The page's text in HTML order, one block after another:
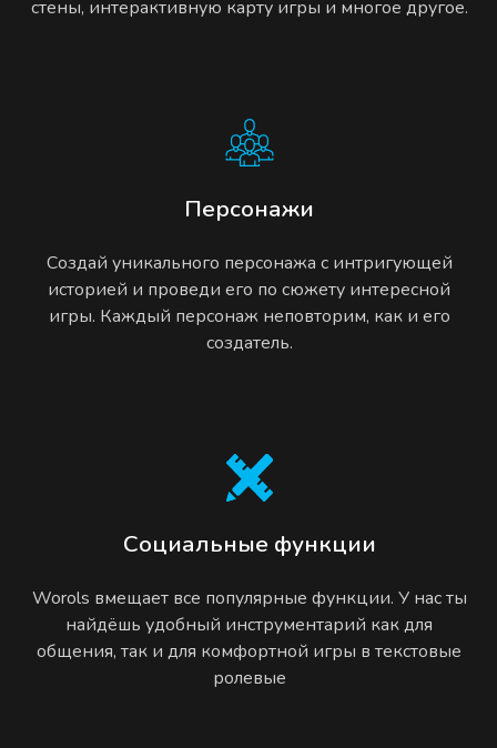
стены, интерактивную карту игры и многое другое.
Персонажи
Создай уникального персонажа с интригующей
историей и проведи его по сюжету интересной
игры. Каждый персонаж неповторим, как и его
создатель.
Социальные функции
Worols вмещает все популярные функции. У нас ты
найдёшь удобный инструментарий как для
общения, так и для комфортной игры в текстовые
ролевые